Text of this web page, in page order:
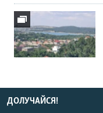
ДОЛУЧАЙСЯ!